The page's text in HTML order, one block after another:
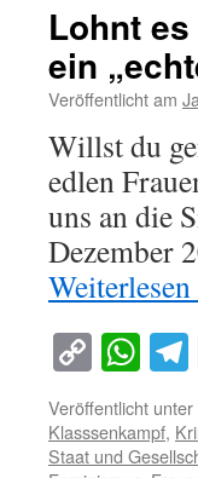
Lohnt
ein
Veröffentlicht am
Willst du
edlen
uns an die
Dezember
Weiterlesen
Copy
Link
Veröffentlicht unter
Klasssenkampf,
Staat und